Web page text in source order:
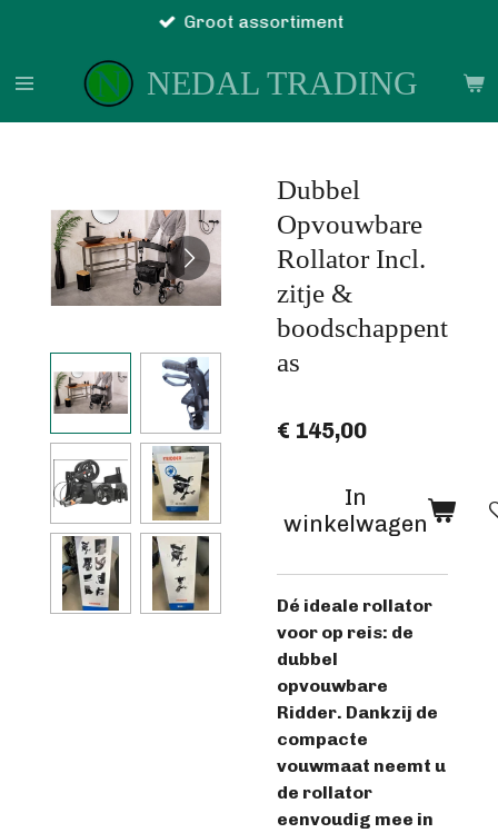
naar
NEDAL TRADING
Groot assortiment
Dubbel
Opvouwbare
Rollator Incl.
zitje &
boodschappent
as
€ 145,00
In
winkelwagen
Dé ideale rollator
voor op reis: de
dubbel
opvouwbare
Ridder. Dankzij de
compacte
vouwmaat neemt u
de rollator
eenvoudig mee in